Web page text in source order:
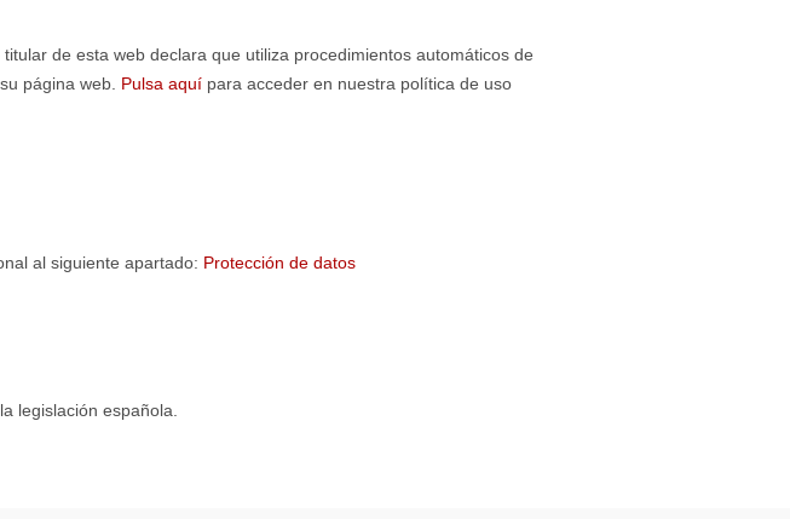
de esta web declara que utiliza procedimientos automáticos de
página web. Pulsa aquí para acceder en nuestra política de uso
al siguiente apartado: Protección de datos
legislación española.